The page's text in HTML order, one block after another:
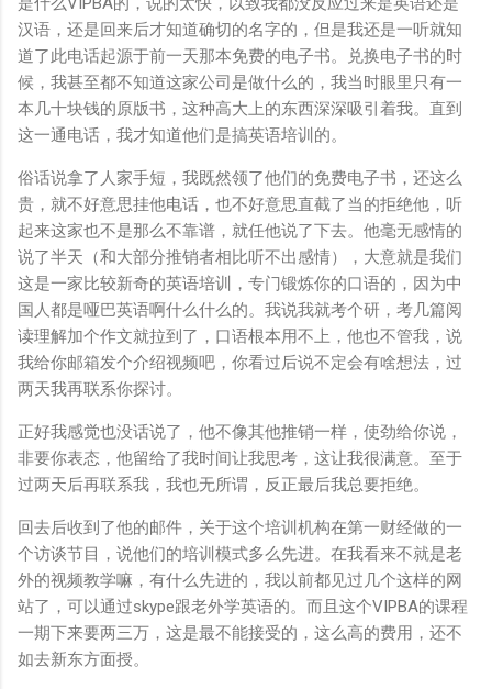
汉语，还是回来后才知道确切的名字的，但是我还是一听就知
道了此电话起源于前一天那本免费的电子书。兑换电子书的时
候，我甚至都不知道这家公司是做什么的，我当时眼里只有一
本几十块钱的原版书，这种高大上的东西深深吸引着我。直到
这一通电话，我才知道他们是搞英语培训的。
俗话说拿了人家手短，我既然领了他们的免费电子书，还这么
贵，就不好意思挂他电话，也不好意思直截了当的拒绝他，听
起来这家也不是那么不靠谱，就任他说了下去。他毫无感情的
说了半天（和大部分推销者相比听不出感情），大意就是我们
这是一家比较新奇的英语培训，专门锻炼你的口语的，因为中
国人都是哑巴英语啊什么什么的。我说我就考个研，考几篇阅
读理解加个作文就拉到了，口语根本用不上，他也不管我，说
我给你邮箱发个介绍视频吧，你看过后说不定会有啥想法，过
两天我再联系你探讨。
正好我感觉也没话说了，他不像其他推销一样，使劲给你说，
非要你表态，他留给了我时间让我思考，这让我很满意。至于
过两天后再联系我，我也无所谓，反正最后我总要拒绝。
回去后收到了他的邮件，关于这个培训机构在第一财经做的一
个访谈节目，说他们的培训模式多么先进。在我看来不就是老
外的视频教学嘛，有什么先进的，我以前都见过几个这样的网
站了，可以通过skype跟老外学英语的。而且这个VIPBA的课程
一期下来要两三万，这是最不能接受的，这么高的费用，还不
如去新东方面授。